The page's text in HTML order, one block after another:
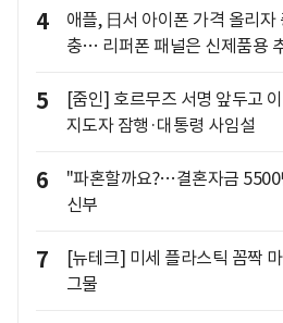
4
애플, 日서 아이폰 가격 올리자
충… 리퍼폰 패널은 신제품용
5
[줌인] 호르무즈 서명 앞두고
지도자 잠행·대통령 사임설
6
"파혼할까요?…결혼자금 5500
신부
7
[뉴테크] 미세 플라스틱 꼼짝
그물